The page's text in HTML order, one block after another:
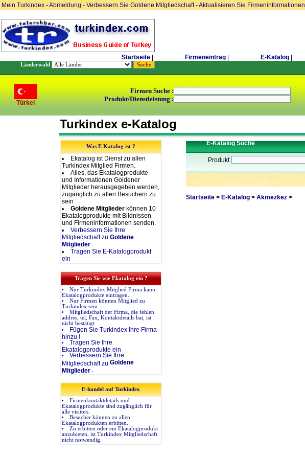
Mein Turkindex -Abmeldung- Verbessern Sie Goldene Mitgliedschaft-Aktualisieren Sie Firmeninformationen
Startseite Firmeneintrag E-Katalog
Länderwahl
Türkei
Firmen Suche :
Produkt/Dienstleistung :
Turkindex e-Katalog
Was E Katalog ist ?
Ekatalog ist Dienst zu allen
Turkindex Mitglied Firmen.
Alles, das Ekatalogprodukte
und Informationen Goldener
Mitglieder herausgegeben werden,
zugänglich zu allen Besuchern zu
sein
Goldene Mitglieder können 10
Ekatalogprodukte mit Bildnissen
und Firmeninformationen senden.
Verbessern Sie Ihre
Mitgliedschaft zu Goldene
Mitglieder .
Tragen Sie E-Katalogprodukt
ein
Tragen Sie wie Ekatalog ein ?
Nur Turkindex Mitglied Firma kann
Ekatalogprodukte eintragen.
Nur Firmen können Mitglied zu
Turkindex sein.
Mitgliedschaft der Firma, die fehlen
addres, tel, Fax, Kontaktdetails hat, ist
nicht bestätigt
Fügen Sie Turkindex Ihre Firma
hinzu !
Tragen Sie Ihre
Ekatalogprodukte ein
Verbessern Sie Ihre
Mitgliedschaft zu Goldene
Mitglieder .
E-handel auf Turkindex
Firmenkontaktdetails und
Ekatalogprodukte sind zugänglich für
alle visitors.
Besucher können zu allen
Ekatalogprodukten erbitten.
Zu erbitten oder ein Ekatalogprodukt
anzubieten, ist Turkindex Mitgliedschaft
nicht notwendig.
E-Katalog Suche
Produkt
Startseite > E-Katalog> Akmezkez>